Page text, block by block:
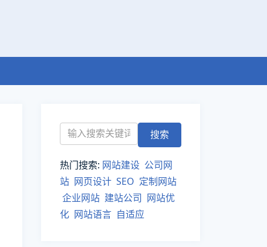
热门搜索: 网站建设 公司网
站 网页设计 SEO 定制网站
企业网站 建站公司 网站优
化 网站语言 自适应